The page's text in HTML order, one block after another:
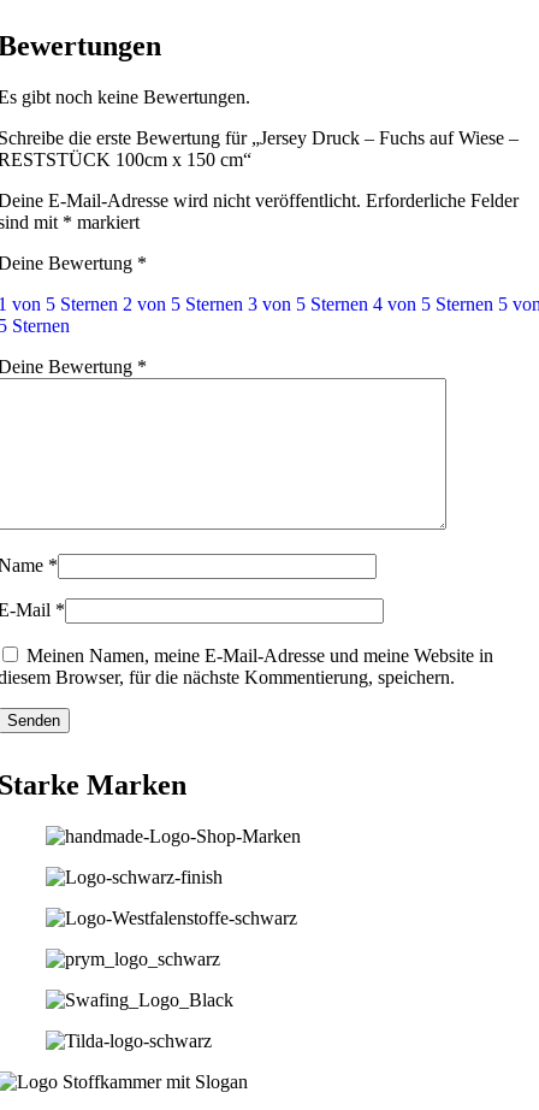
gibt noch keine Bewertungen.
die erste Bewertung für „Jersey Druck – Fuchs auf Wiese –
100cm x 150 cm“
E-Mail-Adresse wird nicht veröffentlicht. Erforderliche Felder
mit * markiert
Bewertung *
von 5 Sternen 2 von 5 Sternen 3 von 5 Sternen 4 von 5 Sternen 5
Sternen
Bewertung *
*
Mail *
Meinen Namen, meine E-Mail-Adresse und meine Website in
Browser, für die nächste Kommentierung, speichern.
Marken